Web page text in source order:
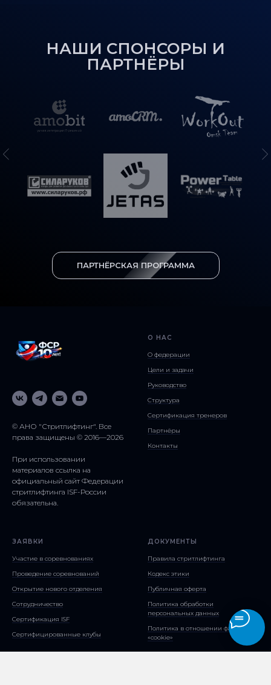
НАШИ СПОНСОРЫ И
ПАРТНЁРЫ
ПАРТНЁРСКАЯ ПРОГРАММА
© АНО "Стритлифтинг". Все
права защищены © 2016—2026
При использовании
материалов ссылка на
официальный сайт Федерации
стритлифтинга ISF-России
обязательна.
О НАС
О федерации
Цели и задачи
Руководство
Структура
Сертификация тренеров
Партнёры
Контакты
ЗАЯВКИ
Участие в соревнованиях
Проведение соревнований
Открытие нового отделения
Сотрудничество
Сертификация ISF
Сертифицированные клубы
ДОКУМЕНТЫ
Правила стритлифтинга
Кодекс этики
Публичная оферта
Политика обработки
персональных данных
Политика в отношении файлов
«cookie»